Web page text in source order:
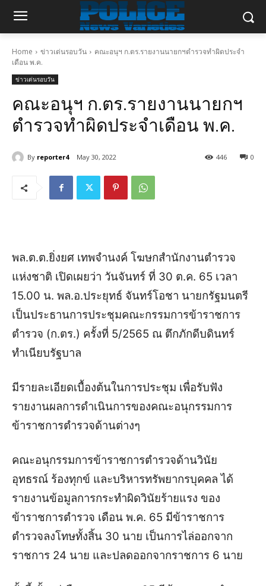
Home ข่าวเด่นรอบวัน
คณะอนุฯ ก.ตร.รายงานนายกฯตำรวจทำผิดประจำ
เดือน พ.ค.
ข่าวเด่นรอบวัน
คณะอนุฯ ก.ตร.รายงานนายกฯ
ตำรวจทำผิดประจำเดือน พ.ค.
By reporter4 May 30, 2022 0
446
พล.ต.ต.ยิ่งยศ เทพจำนงค์ โฆษกสำนักงานตำรวจ
แห่งชาติ เปิดเผยว่า วันจันทร์ ที่ 30 ต.ค. 65 เวลา
15.00 น. พล.อ.ประยุทธ์ จันทร์โอชา นายกรัฐมนตรี
เป็นประธานการประชุมคณะกรรมการข้าราชการ
ตำรวจ (ก.ตร.) ครั้งที่ 5/2565 ณ ตึกภักดีบดินทร์
ทำเนียบรัฐบาล
มีรายละเอียดเบื้องต้นในการประชุม เพื่อรับฟัง
รายงานผลการดำเนินการของคณะอนุกรรมการ
ข้าราชการตำรวจด้านต่างๆ
คณะอนุกรรมการข้าราชการตำรวจด้านวินัย
อุทธรณ์ ร้องทุกข์ และบริหารทรัพยากรบุคคล ได้
รายงานข้อมูลการกระทำผิดวินัยร้ายแรง ของ
ข้าราชการตำรวจ เดือน พ.ค. 65 มีข้าราชการ
ตำรวจลงโทษทั้งสิ้น 30 นาย เป็นการไล่ออกจาก
ราชการ 24 นาย และปลดออกจากราชการ 6 นาย